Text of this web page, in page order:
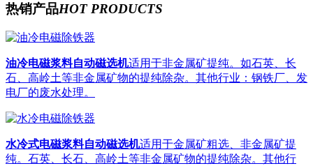
热销产品HOT PRODUCTS
油冷电磁浆料自动磁选机适用于非金属矿提纯。如石英、长
石、高岭土等非金属矿物的提纯除杂。其他行业：钢铁厂、发
电厂的废水处理。
水冷式电磁浆料自动磁选机适用于金属矿粗选、非金属矿提
纯。石英、长石、高岭土等非金属矿物的提纯除杂。其他行